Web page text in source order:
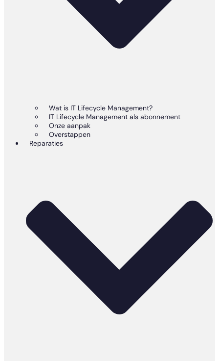
Wat is IT Lifecycle Management?
IT Lifecycle Management als abonnement
Onze aanpak
Overstappen
Reparaties